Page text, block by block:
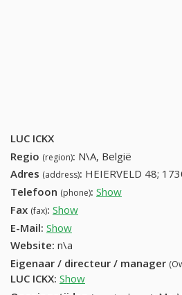
LUC ICKX
Regio (region): N\A, België
Adres (address): HEIERVELD 48;
Telefoon (phone): Show
Fax (fax): Show
E-Mail: Show
Website: n\a
Eigenaar / directeur / manager
LUC ICKX: Show